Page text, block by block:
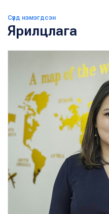
Сүүлд нэмэгдсэн
Ярилцлага